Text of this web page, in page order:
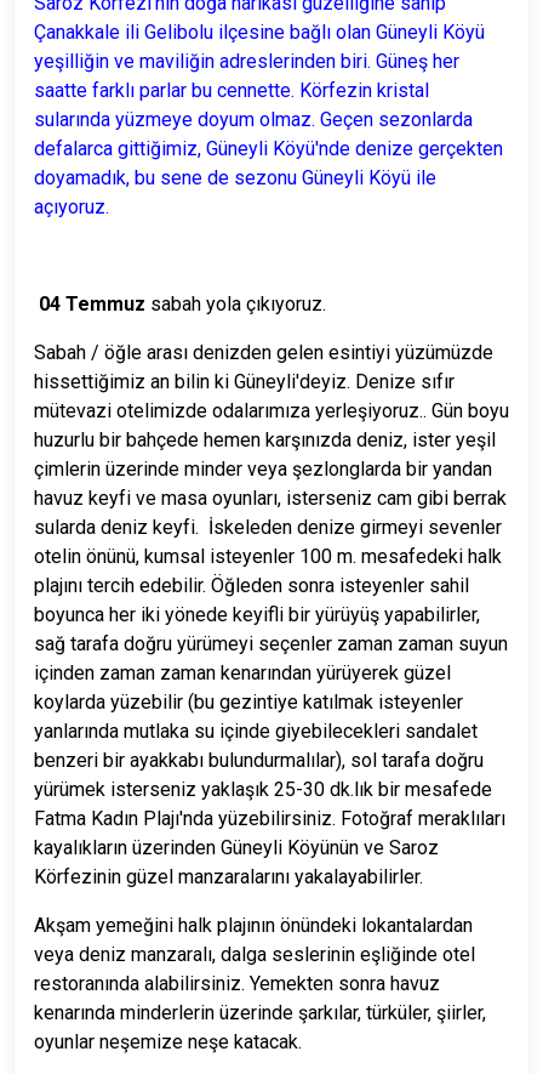
Çanakkale ili Gelibolu ilçesine bağlı olan Güneyli Köyü
yeşilliğin ve maviliğin adreslerinden biri. Güneş her
saatte farklı parlar bu cennette. Körfezin kristal
sularında yüzmeye doyum olmaz. Geçen sezonlarda
defalarca gittiğimiz, Güneyli Köyü'nde denize gerçekten
doyamadık, bu sene de sezonu Güneyli Köyü ile
açıyoruz.
04 Temmuz sabah yola çıkıyoruz.
Sabah / öğle arası denizden gelen esintiyi yüzümüzde
hissettiğimiz an bilin ki Güneyli'deyiz. Denize sıfır
mütevazi otelimizde odalarımıza yerleşiyoruz.. Gün boyu
huzurlu bir bahçede hemen karşınızda deniz, ister yeşil
çimlerin üzerinde minder veya şezlonglarda bir yandan
havuz keyfi ve masa oyunları, isterseniz cam gibi berrak
sularda deniz keyfi. İskeleden denize girmeyi sevenler
otelin önünü, kumsal isteyenler 100 m. mesafedeki halk
plajını tercih edebilir. Öğleden sonra isteyenler sahil
boyunca her iki yönede keyifli bir yürüyüş yapabilirler,
sağ tarafa doğru yürümeyi seçenler zaman zaman suyun
içinden zaman zaman kenarından yürüyerek güzel
koylarda yüzebilir (bu gezintiye katılmak isteyenler
yanlarında mutlaka su içinde giyebilecekleri sandalet
benzeri bir ayakkabı bulundurmalılar), sol tarafa doğru
yürümek isterseniz yaklaşık 25-30 dk.lık bir mesafede
Fatma Kadın Plajı'nda yüzebilirsiniz. Fotoğraf meraklıları
kayalıkların üzerinden Güneyli Köyünün ve Saroz
Körfezinin güzel manzaralarını yakalayabilirler.
Akşam yemeğini halk plajının önündeki lokantalardan
veya deniz manzaralı, dalga seslerinin eşliğinde otel
restoranında alabilirsiniz. Yemekten sonra havuz
kenarında minderlerin üzerinde şarkılar, türküler, şiirler,
oyunlar neşemize neşe katacak.